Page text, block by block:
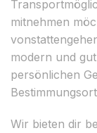
mitnehmen
modern und
persönlichen
Wir bieten dir